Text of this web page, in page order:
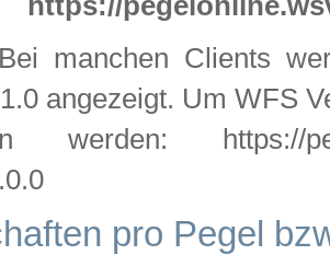
manchen Clients
angezeigt. Um WFS
werden: https://
pro Pegel